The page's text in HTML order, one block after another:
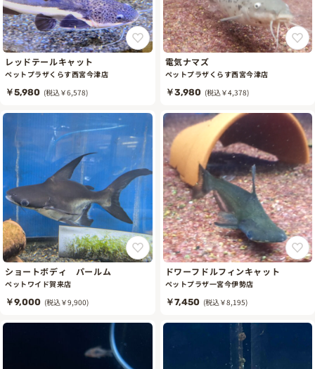
レッドテールキャット
ペットプラザくらす西宮今津店
￥5,980 (税込￥6,578)
電気ナマズ
ペットプラザくらす西宮今津店
￥3,980 (税込￥4,378)
ショートボディ パールム
ペットワイド賀来店
￥9,000 (税込￥9,900)
ドワーフドルフィンキャット
ペットプラザ一宮今伊勢店
￥7,450 (税込￥8,195)